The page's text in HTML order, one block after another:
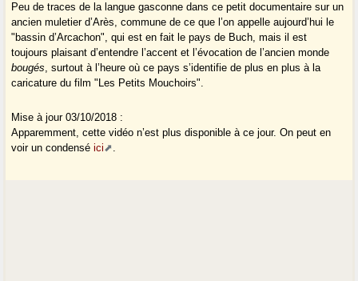
Peu de traces de la langue gasconne dans ce petit documentaire sur un
ancien muletier d’Arès, commune de ce que l’on appelle aujourd’hui le
"bassin d’Arcachon", qui est en fait le pays de Buch, mais il est
toujours plaisant d’entendre l’accent et l’évocation de l’ancien monde
bougés, surtout à l’heure où ce pays s’identifie de plus en plus à la
caricature du film "Les Petits Mouchoirs".
Mise à jour 03/10/2018 :
Apparemment, cette vidéo n’est plus disponible à ce jour. On peut en
voir un condenséici .